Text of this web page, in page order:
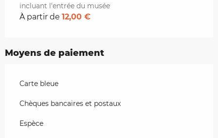
incluant l'entrée du musée
À partir de 12,00 €
Moyens de paiement
Carte bleue
Chèques bancaires et postaux
Espèce